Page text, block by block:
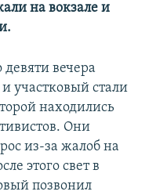
на вокзале и
вечера
участковый стали
находились
Они
из-за жалоб на
этого свет в
позвонил